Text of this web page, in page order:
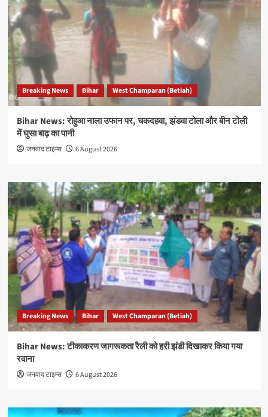
Breaking News Bihar West Champaran (Betiah)
Bihar News: रोहुआ नाला उफान पर, चकदहवा, झंडवा टोला और बीन टोली
में घुसा बाढ़ का पानी
जनवाद टाइम्स 6 August 2026
Breaking News Bihar West Champaran (Betiah)
Bihar News: टीकाकरण जागरूकता रैली को हरी झंडी दिखाकर किया गया
रवाना
जनवाद टाइम्स 6 August 2026